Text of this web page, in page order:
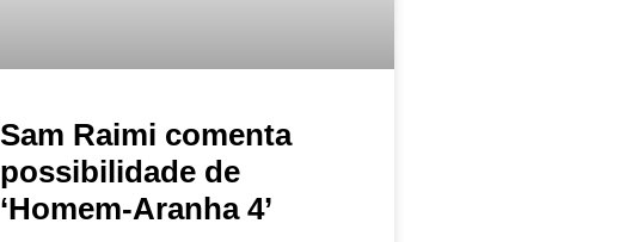
Sam Raimi comenta
possibilidade de
‘Homem-Aranha 4’